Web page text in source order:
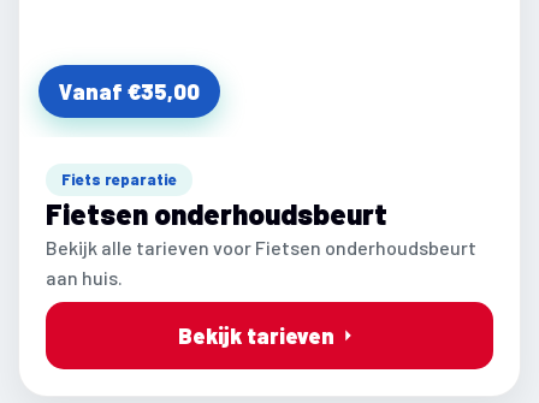
Vanaf €35,00
Fiets reparatie
Fietsen onderhoudsbeurt
Bekijk alle tarieven voor Fietsen onderhoudsbeurt
aan huis.
Bekijk tarieven